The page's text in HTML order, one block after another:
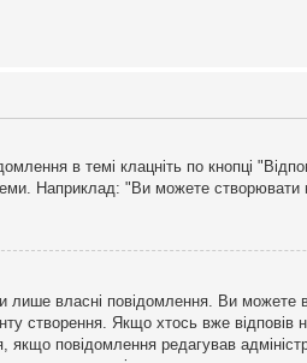
в темі клацніть по кнопці
Наприклад: "Ви можете
власні повідомлення. Ви можете
створення. Якщо хтось вже
якщо повідомлення редагував